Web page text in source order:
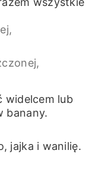
widelcem lub
banany.
jajka i wanilię.